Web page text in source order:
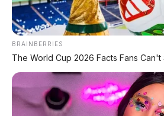
Mereka kebingungan karena
subsidi mendadak diblokir
sehingga tidak bisa lagi
murah.
Mari kita bedah ironi dari
bikin panik para pemilik
BRAINBERRIES
The World Cup 2026 Facts Fans